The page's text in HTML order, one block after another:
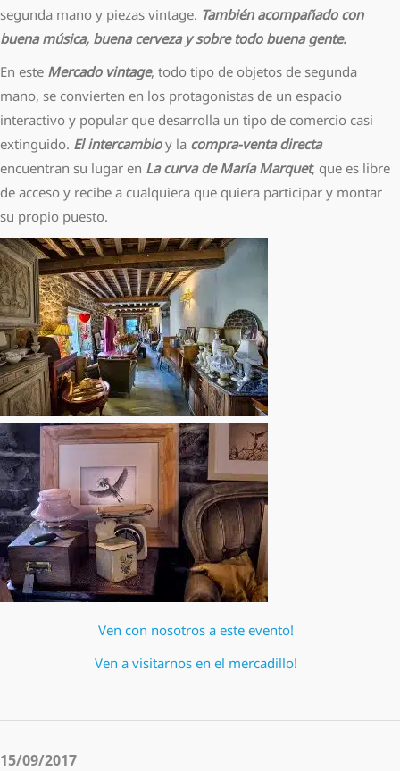
segunda mano y piezas vintage. También acompañado con
buena música, buena cerveza y sobre todo buena gente.
En este Mercado vintage, todo tipo de objetos de segunda
mano, se convierten en los protagonistas de un espacio
interactivo y popular que desarrolla un tipo de comercio casi
extinguido. El intercambioy la compra-venta directa
encuentran su lugar en La curva de María Marquet, que es libre
de acceso y recibe a cualquiera que quiera participar y montar
su propio puesto.
Ven con nosotros a este evento!
Ven a visitarnos en el mercadillo!
15/09/2017